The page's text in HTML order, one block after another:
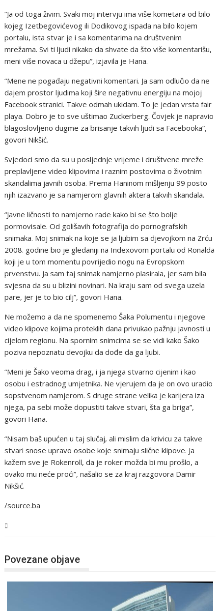
“Ja od toga živim. Svaki moj intervju ima više kometara od bilo
kojeg Izetbegovićevog ili Dodikovog ispada na bilo kojem
portalu, ista stvar je i sa komentarima na društvenim
mrežama. Svi ti ljudi nikako da shvate da što više komentarišu,
meni više novaca u džepu”, izjavila je Hana.
“Mene ne pogađaju negativni komentari. Ja sam odlučio da ne
dajem prostor ljudima koji šire negativnu energiju na mojoj
Facebook stranici. Takve odmah ukidam. To je jedan vrsta fair
playa. Dobro je to sve uštimao Zuckerberg. Čovjek je napravio
blagoslovljeno dugme za brisanje takvih ljudi sa Facebooka”,
govori Nikšić.
Svjedoci smo da su u posljednje vrijeme i društvene mreže
preplavljene video klipovima i raznim postovima o životnim
skandalima javnih osoba. Prema Haninom mišljenju 99 posto
njih izazvano je sa namjerom glavnih aktera takvih skandala.
“Javne ličnosti to namjerno rade kako bi se što bolje
pormovisale. Od golišavih fotografija do pornografskih
snimaka. Moj snimak na koje se ja ljubim sa djevojkom na Zrću
2008. godine bio je gledaniji na Indexovom portalu od Ronalda
koji je u tom momentu povrijedio nogu na Evropskom
prvenstvu. Ja sam taj snimak namjerno plasirala, jer sam bila
svjesna da su u blizini novinari. Na kraju sam od svega uzela
pare, jer je to bio cilj”, govori Hana.
Ne možemo a da ne spomenemo Šaka Polumentu i njegove
video klipove kojima proteklih dana privukao pažnju javnosti u
cijelom regionu. Na spornim snimcima se se vidi kako Šako
poziva nepoznatu devojku da dođe da ga ljubi.
“Meni je Šako veoma drag, i ja njega stvarno cijenim i kao
osobu i estradnog umjetnika. Ne vjerujem da je on ovo uradio
sopstvenom namjerom. S druge strane velika je karijera iza
njega, pa sebi može dopustiti takve stvari, šta ga briga”,
govori Hana.
“Nisam baš upućen u taj slučaj, ali mislim da krivicu za takve
stvari snose upravo osobe koje snimaju slične klipove. Ja
kažem sve je Rokenroll, da je roker možda bi mu prošlo, a
ovako mu neće proći”, našalio se za kraj razgovora Damir
Nikšić.
/source.ba
Povezane objave